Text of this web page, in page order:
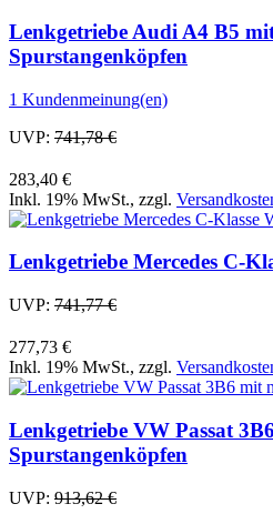
Lenkgetriebe Audi A4 B5
Spurstangenköpfen
1 Kundenmeinung(en)
UVP: 741,78 €
283,40 €
Inkl. 19% MwSt., zzgl.
Lenkgetriebe Mercedes C-
UVP: 741,77 €
277,73 €
Inkl. 19% MwSt., zzgl.
Lenkgetriebe VW Passat
Spurstangenköpfen
UVP: 913,62 €